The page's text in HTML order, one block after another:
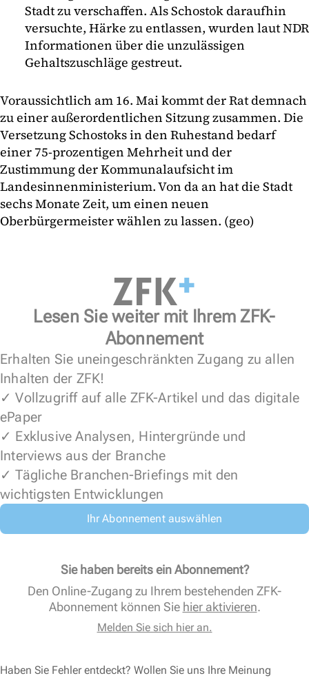
Stadt zu verschaffen. Als Schostok daraufhin
versuchte, Härke zu entlassen, wurden laut NDR
Informationen über die unzulässigen
Gehaltszuschläge gestreut.
Voraussichtlich am 16. Mai kommt der Rat demnach
zu einer außerordentlichen Sitzung zusammen. Die
Versetzung Schostoks in den Ruhestand bedarf
einer 75-prozentigen Mehrheit und der
Zustimmung der Kommunalaufsicht im
Landesinnenministerium. Von da an hat die Stadt
sechs Monate Zeit, um einen neuen
Oberbürgermeister wählen zu lassen. (geo)
Lesen Sie weiter mit Ihrem ZFK-
Abonnement
Erhalten Sie uneingeschränkten Zugang zu allen
Inhalten der ZFK!
✓ Vollzugriff auf alle ZFK-Artikel und das digitale
ePaper
✓ Exklusive Analysen, Hintergründe und
Interviews aus der Branche
✓ Tägliche Branchen-Briefings mit den
wichtigsten Entwicklungen
Ihr Abonnement auswählen
Sie haben bereits ein Abonnement?
Den Online-Zugang zu Ihrem bestehenden ZFK-
Abonnement können Sie hier aktivieren.
Melden Sie sich hier an.
Haben Sie Fehler entdeckt? Wollen Sie uns Ihre Meinung